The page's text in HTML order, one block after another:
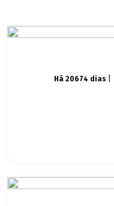
Há 20674 dias